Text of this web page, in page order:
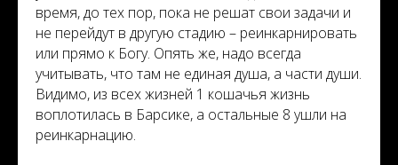
время, до тех пор, пока не решат свои задачи и
не перейдут в другую стадию – реинкарнировать
или прямо к Богу. Опять же, надо всегда
учитывать, что там не единая душа, а части души.
Видимо, из всех жизней 1 кошачья жизнь
воплотилась в Барсике, а остальные 8 ушли на
реинкарнацию.